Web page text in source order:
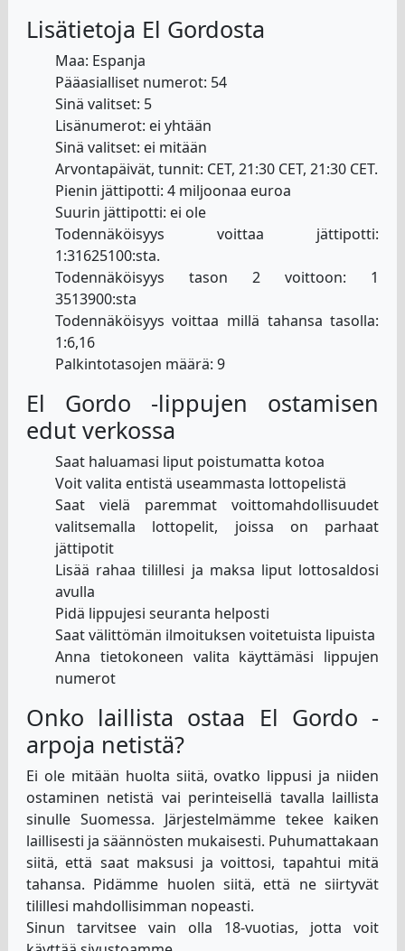
Lisätietoja El Gordosta
Maa: Espanja
Pääasialliset numerot: 54
Sinä valitset: 5
Lisänumerot: ei yhtään
Sinä valitset: ei mitään
Arvontapäivät, tunnit: CET, 21:30 CET, 21:30 CET.
Pienin jättipotti: 4 miljoonaa euroa
Suurin jättipotti: ei ole
Todennäköisyys voittaa jättipotti:
1:31625100:sta.
Todennäköisyys tason 2 voittoon: 1
3513900:sta
Todennäköisyys voittaa millä tahansa tasolla:
1:6,16
Palkintotasojen määrä: 9
El Gordo -lippujen ostamisen
edut verkossa
Saat haluamasi liput poistumatta kotoa
Voit valita entistä useammasta lottopelistä
Saat vielä paremmat voittomahdollisuudet
valitsemalla lottopelit, joissa on parhaat
jättipotit
Lisää rahaa tilillesi ja maksa liput lottosaldosi
avulla
Pidä lippujesi seuranta helposti
Saat välittömän ilmoituksen voitetuista lipuista
Anna tietokoneen valita käyttämäsi lippujen
numerot
Onko laillista ostaa El Gordo -
arpoja netistä?
Ei ole mitään huolta siitä, ovatko lippusi ja niiden
ostaminen netistä vai perinteisellä tavalla laillista
sinulle Suomessa. Järjestelmämme tekee kaiken
laillisesti ja säännösten mukaisesti. Puhumattakaan
siitä, että saat maksusi ja voittosi, tapahtui mitä
tahansa. Pidämme huolen siitä, että ne siirtyvät
tilillesi mahdollisimman nopeasti.
Sinun tarvitsee vain olla 18-vuotias, jotta voit